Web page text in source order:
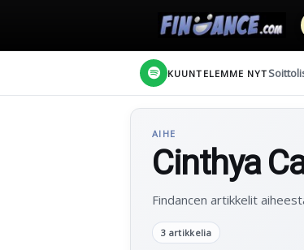
KUUNTELEMME NYT
AIHE
Cinthya
Findancen artikkelit
3 artikkelia